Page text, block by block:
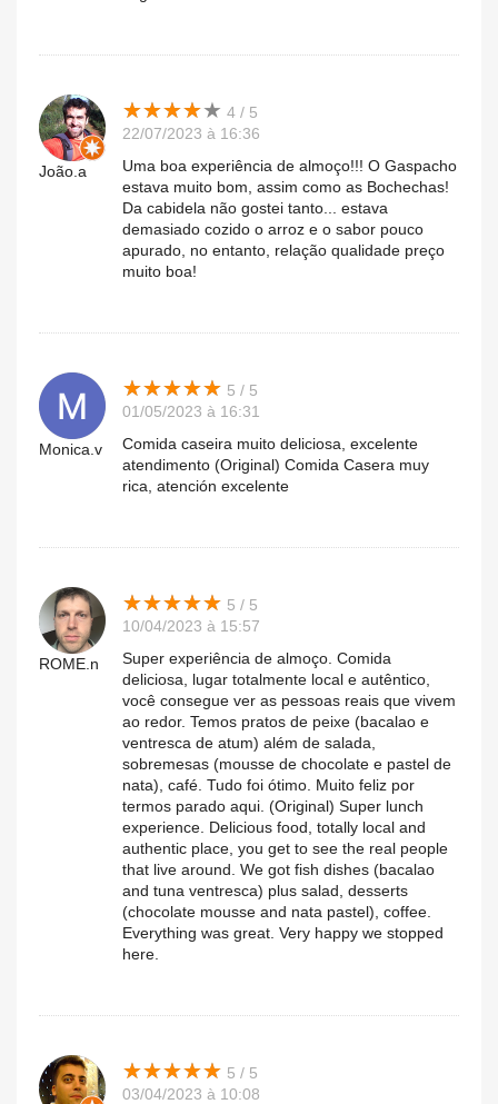
João.a
★★★★★
★★★★★ 4 / 5
22/07/2023 à 16:36
Uma boa experiência de almoço!!! O Gaspacho
estava muito bom, assim como as Bochechas!
Da cabidela não gostei tanto... estava
demasiado cozido o arroz e o sabor pouco
apurado, no entanto, relação qualidade preço
muito boa!
Monica.v
★★★★★
★★★★★ 5 / 5
01/05/2023 à 16:31
Comida caseira muito deliciosa, excelente
atendimento (Original) Comida Casera muy
rica, atención excelente
ROME.n
★★★★★
★★★★★ 5 / 5
10/04/2023 à 15:57
Super experiência de almoço. Comida
deliciosa, lugar totalmente local e autêntico,
você consegue ver as pessoas reais que vivem
ao redor. Temos pratos de peixe (bacalao e
ventresca de atum) além de salada,
sobremesas (mousse de chocolate e pastel de
nata), café. Tudo foi ótimo. Muito feliz por
termos parado aqui. (Original) Super lunch
experience. Delicious food, totally local and
authentic place, you get to see the real people
that live around. We got fish dishes (bacalao
and tuna ventresca) plus salad, desserts
(chocolate mousse and nata pastel), coffee.
Everything was great. Very happy we stopped
here.
★★★★★
★★★★★ 5 / 5
03/04/2023 à 10:08